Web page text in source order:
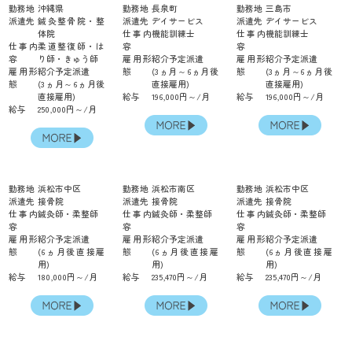
勤務地 沖縄県
派遣先 鍼灸整骨院・整
体院
仕事内
容
柔道整復師・は
り師・きゅう師
雇用形
態
紹介予定派遣
(3ヵ月～6ヵ月後
直接雇用)
給与
250,000円～/月
勤務地 長泉町
派遣先 デイサービス
仕事内
容
機能訓練士
雇用形
態
紹介予定派遣
(3ヵ月～6ヵ月後
直接雇用)
給与
196,000円～/月
勤務地 三島市
派遣先 デイサービス
仕事内
容
機能訓練士
雇用形
態
紹介予定派遣
(3ヵ月～6ヵ月後
直接雇用)
給与
196,000円～/月
勤務地 浜松市中区
派遣先 接骨院
仕事内
容
鍼灸師・柔整師
雇用形
態
紹介予定派遣
(6ヵ月後直接雇
用)
給与
180,000円～/月
勤務地 浜松市南区
派遣先 接骨院
仕事内
容
鍼灸師・柔整師
雇用形
態
紹介予定派遣
(6ヵ月後直接雇
用)
給与
235,470円～/月
勤務地 浜松市中区
派遣先 接骨院
仕事内
容
鍼灸師・柔整師
雇用形
態
紹介予定派遣
(6ヵ月後直接雇
用)
給与
235,470円～/月